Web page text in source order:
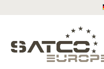
Zum Hauptinhalt springen